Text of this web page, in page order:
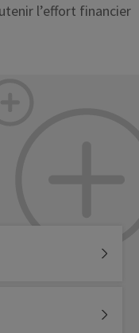
l’effort financier